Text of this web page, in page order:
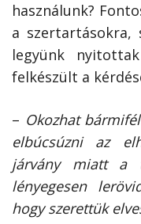
használunk?
a szertartásokra,
legyünk
felkészült a
– Okozhat
elbúcsúzni az
járvány miatt a
lényegesen
hogy szerettük